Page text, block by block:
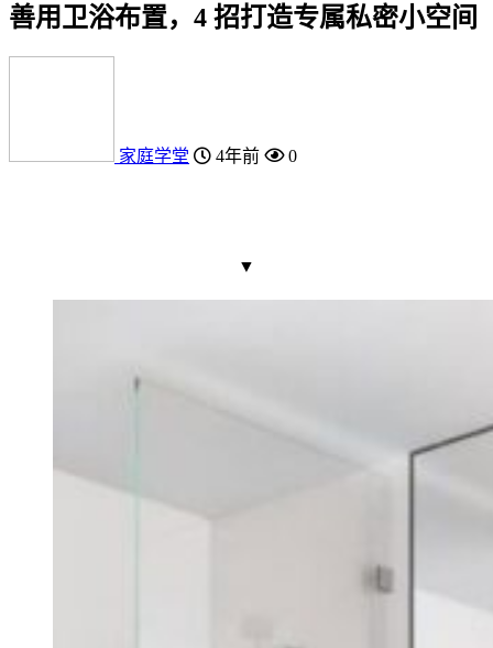
善用卫浴布置，4 招打造专属私密小空间
家庭学堂 4年前 0
▼